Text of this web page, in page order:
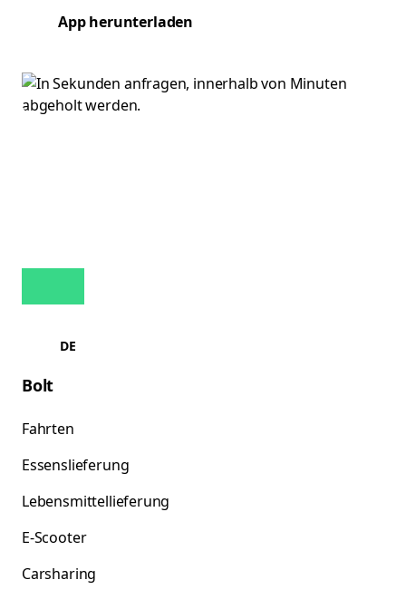
App herunterladen
DE
Bolt
Fahrten
Essenslieferung
Lebensmittellieferung
E-Scooter
Carsharing